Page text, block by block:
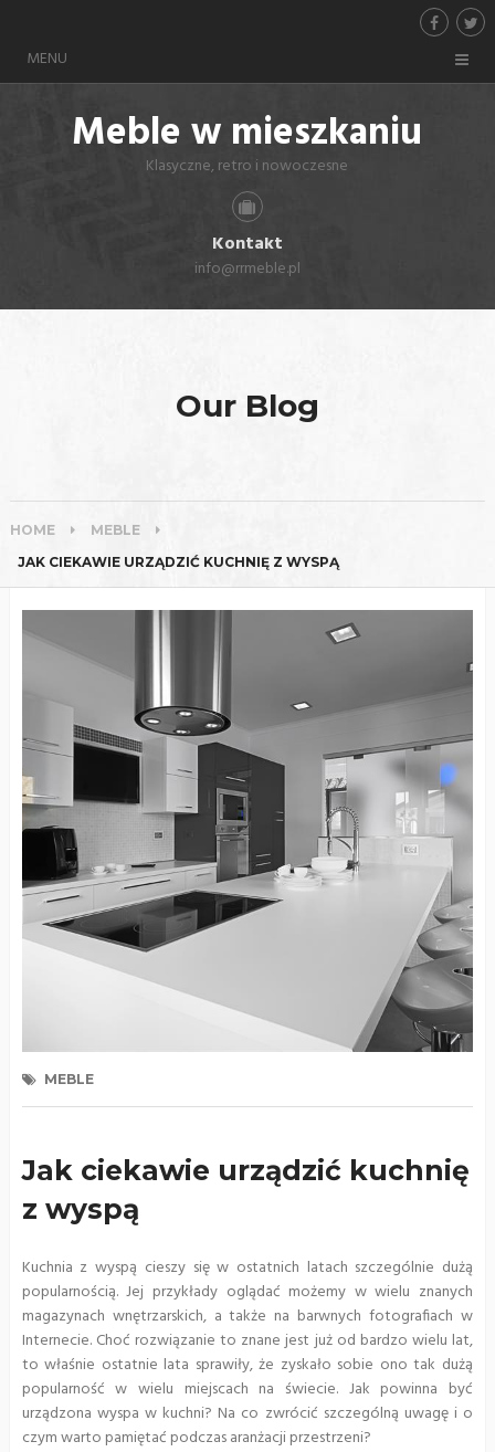
MENU
Meble w mieszkaniu
Klasyczne, retro i nowoczesne
Kontakt
info@rrmeble.pl
Our Blog
HOME
MEBLE
JAK CIEKAWIE URZĄDZIĆ KUCHNIĘ Z WYSPĄ
MEBLE
Jak ciekawie urządzić kuchnię
z wyspą
Kuchnia z wyspą cieszy się w ostatnich latach szczególnie dużą
popularnością. Jej przykłady oglądać możemy w wielu znanych
magazynach wnętrzarskich, a także na barwnych fotografiach w
Internecie. Choć rozwiązanie to znane jest już od bardzo wielu lat,
to właśnie ostatnie lata sprawiły, że zyskało sobie ono tak dużą
popularność w wielu miejscach na świecie. Jak powinna być
urządzona wyspa w kuchni? Na co zwrócić szczególną uwagę i o
czym warto pamiętać podczas aranżacji przestrzeni?